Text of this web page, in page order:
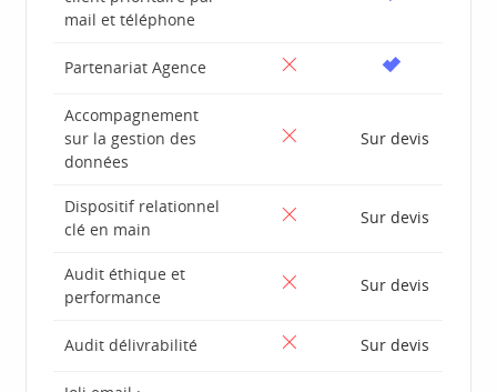
mail et téléphone
Partenariat Agence
Accompagnement
sur la gestion des
données
Sur devis
Dispositif relationnel
clé en main
Sur devis
Audit éthique et
performance
Sur devis
Audit délivrabilité Sur devis